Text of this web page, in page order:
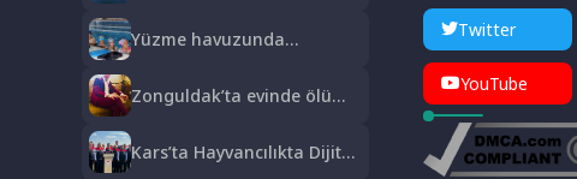
1915 Çanakkale
Köprüsü’nün altından geçti
Yüzme havuzunda
yetişiyor
Zonguldak’ta evinde ölü
belirlenecek
Kars’ta Hayvancılıkta Dijital
Twitter
YouTube